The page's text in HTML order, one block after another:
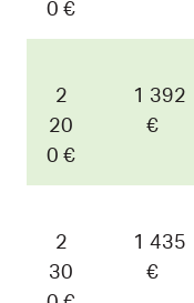
0 €
2
20
0 €
1 392
€
2
30
1 435
€